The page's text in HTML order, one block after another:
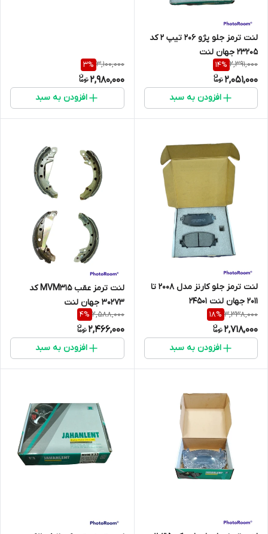
لنت ترمز جلو پژو 206 تیپ 2 کد
23205 جهان لنت
2,391,000
14%
2,051,000
افزودن به سبد
3,100,000
3%
2,980,000
افزودن به سبد
لنت ترمز جلو کارنز مدل 2008 تا
2011 جهان لنت 24501
3,338,000
18%
2,718,000
افزودن به سبد
لنت ترمز عقب MVM315 کد
30273 جهان لنت
2,588,000
4%
2,466,000
افزودن به سبد